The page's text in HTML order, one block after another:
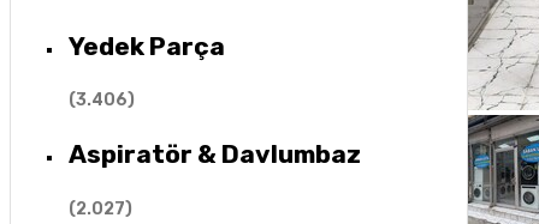
Yedek Parça
(3.406)
Aspiratör & Davlumbaz
(2.027)